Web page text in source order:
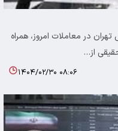
تهران در معاملات امروز، همراه
از…
۱۴۰۴/۰۲/۳۰ ۰۸:۰۶